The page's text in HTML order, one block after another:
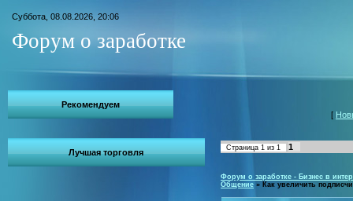
Суббота, 08.08.2026, 20:06
Форум о заработке
Рекомендуем
Лучшая торговля
[
Страница 1 из 1 1
Форум о заработке - Бизнес в
Общение » Как увеличить